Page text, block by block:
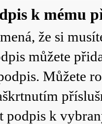
k mému
že si
můžete
. Můžete
podpis k